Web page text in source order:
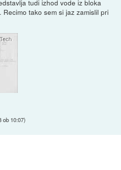
tudi izhod vode iz bloka
tako sem si jaz zamislil pri
ob 10:07)